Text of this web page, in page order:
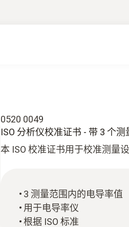
0520 0049
ISO 分析仪校准证书 - 带 3 个测
本 ISO 校准证书用于校准测量
3 测量范围内的电导率值
用于电导率仪
根据 ISO 标准